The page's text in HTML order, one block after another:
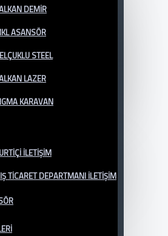
DEMİR
ASANSÖR
STEEL
LAZER
KARAVAN
İLETIŞIM
TİCARET DEPARTMANI İLETİŞİM